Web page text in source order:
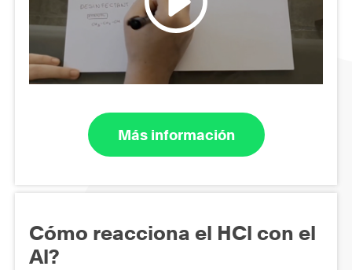
Más información
Cómo reacciona el HCl con el
Al?